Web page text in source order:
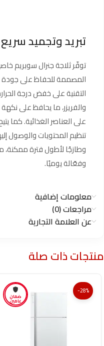
تبريد وتجميد
توفّر ثلاجة جنرال سوبريم
المصممة للحفاظ على
التقنية على خفض درجة
والفريزر، ما يحافظ على
على العناصر الغذائية. كما
تنظيم المحتويات والوصول
وطازجًا لأطول فترة ممكنة،
وفعّالة يوميًا.
معلومات إضافية
مراجعات (0)
عن العلامة التجارية
منتجات ذات صلة
ضمان
عامين
-28%